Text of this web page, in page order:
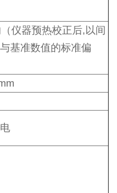
仪器预热校正后,以间
基准数值的标准偏